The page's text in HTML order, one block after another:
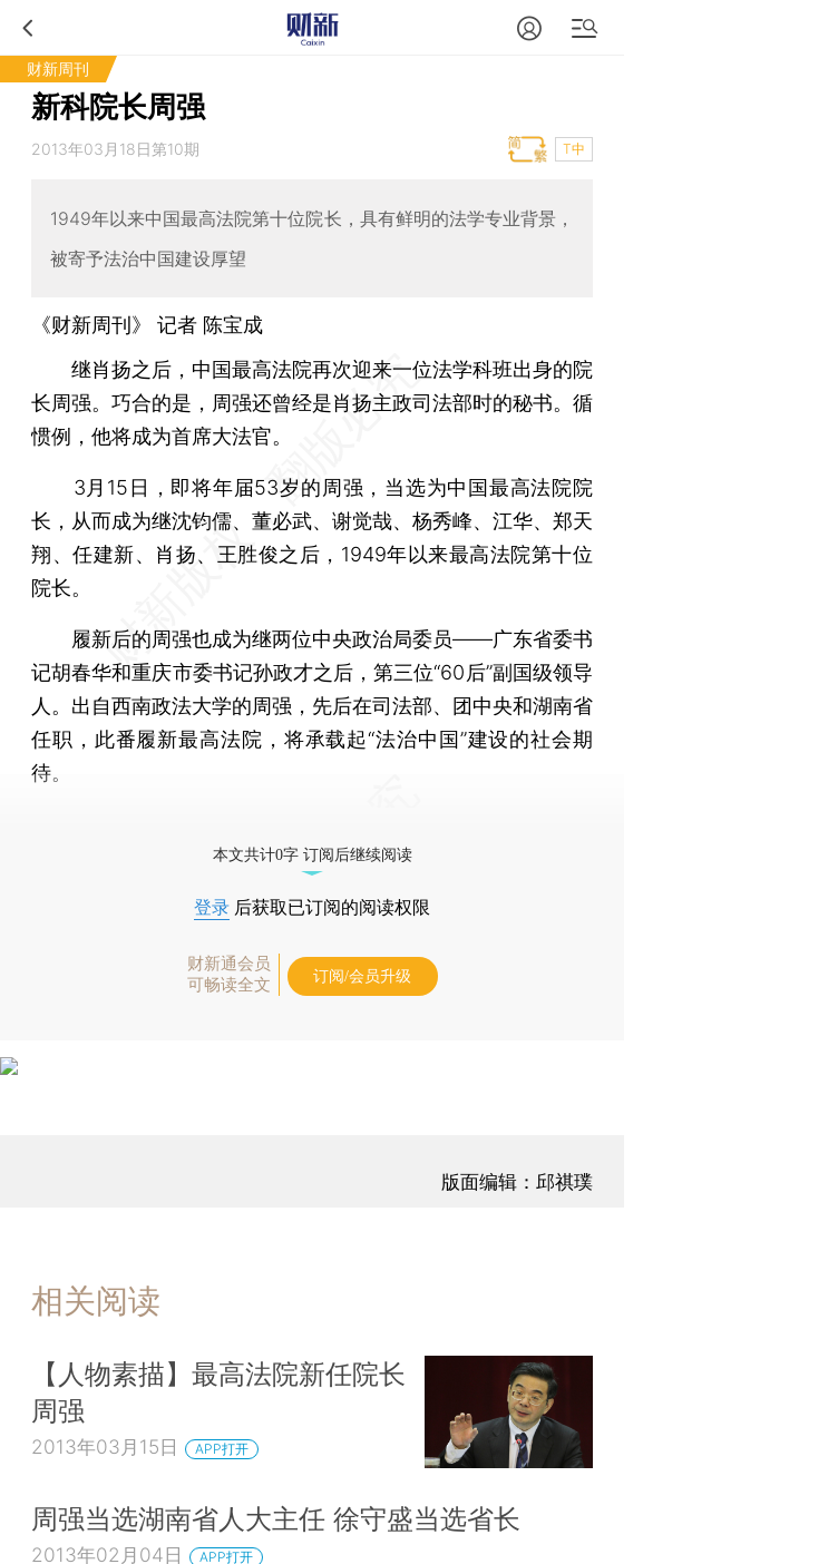
财新周刊
新科院长周强
2013年03月18日第10期 T中
1949年以来中国最高法院第十位院长，具有鲜明的法学专业背景，
被寄予法治中国建设厚望
《财新周刊》 记者 陈宝成
继肖扬之后，中国最高法院再次迎来一位法学科班出身的院
长周强。巧合的是，周强还曾经是肖扬主政司法部时的秘书。循
惯例，他将成为首席大法官。
3月15日，即将年届53岁的周强，当选为中国最高法院院
长，从而成为继沈钧儒、董必武、谢觉哉、杨秀峰、江华、郑天
翔、任建新、肖扬、王胜俊之后，1949年以来最高法院第十位
院长。
履新后的周强也成为继两位中央政治局委员——广东省委书
记胡春华和重庆市委书记孙政才之后，第三位“60后”副国级领导
人。出自西南政法大学的周强，先后在司法部、团中央和湖南省
任职，此番履新最高法院，将承载起“法治中国”建设的社会期
待。
本文共计0字 订阅后继续阅读
登录 后获取已订阅的阅读权限
财新通会员
可畅读全文
订阅/会员升级
版面编辑：邱祺璞
相关阅读
【人物素描】最高法院新任院长
周强
2013年03月15日 APP打开
周强当选湖南省人大主任 徐守盛当选省长
2013年02月04日 APP打开